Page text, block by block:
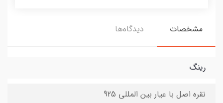
مشخصات دیدگاه‌ها
رینگ
نقره اصل با عیار بین المللی 925